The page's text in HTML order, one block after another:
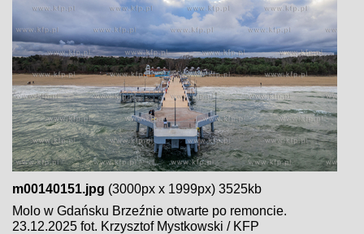
m00140151.jpg (3000px x 1999px) 3525kb
Molo w Gdańsku Brzeźnie otwarte po remoncie.
23.12.2025 fot. Krzysztof Mystkowski / KFP